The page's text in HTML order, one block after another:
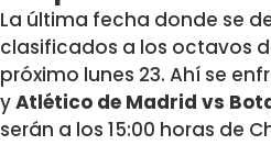
La última fecha donde se
clasificados a los octavos
próximo lunes 23. Ahí se
yAtlético de Madrid vs
serán a los 15:00 horas de